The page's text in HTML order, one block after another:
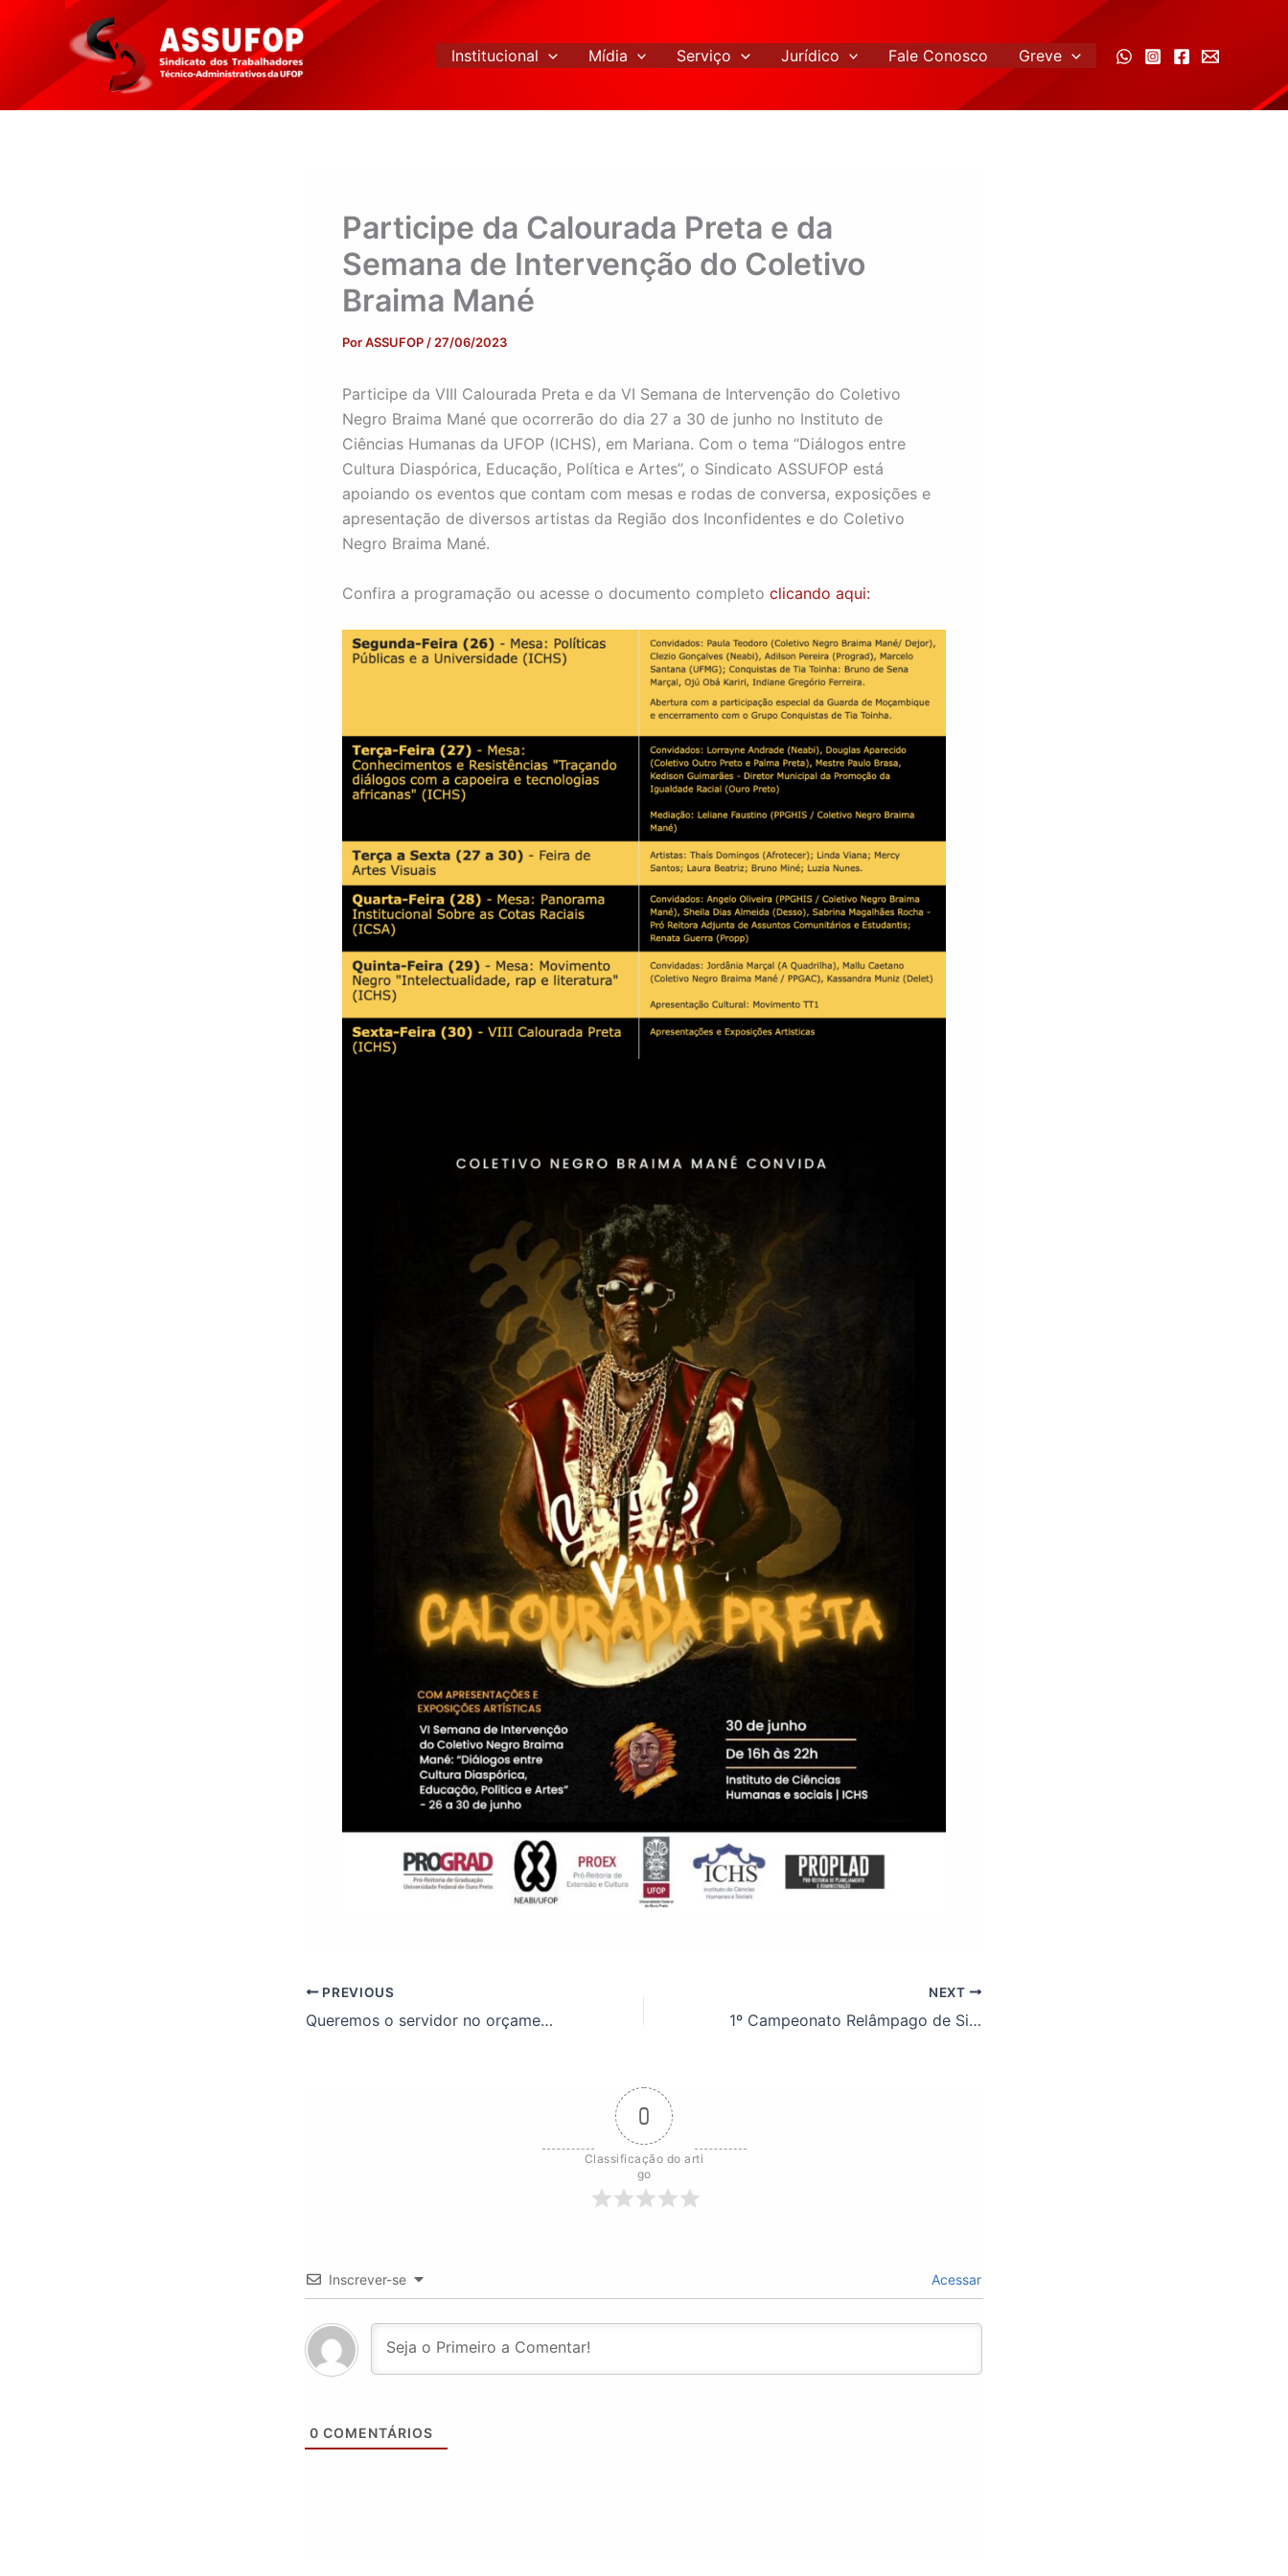
conteúdo
Institucional Mídia Serviço Jurídico Fale Conosco Greve
Participe da Calourada Preta e da
Semana de Intervenção do Coletivo
Braima Mané
PorASSUFOP / 27/06/2023
Participe da VIII Calourada Preta e da VI Semana de Intervenção do Coletivo
Negro Braima Mané que ocorrerão do dia 27 a 30 de junho no Instituto de
Ciências Humanas da UFOP (ICHS), em Mariana. Com o tema “Diálogos entre
Cultura Diaspórica, Educação, Política e Artes”, o Sindicato ASSUFOP está
apoiando os eventos que contam com mesas e rodas de conversa, exposições e
apresentação de diversos artistas da Região dos Inconfidentes e do Coletivo
Negro Braima Mané.
Confira a programação ou acesse o documento completo clicando aqui:
PREVIOUS
Queremos o servidor no orçamento!
NEXT
1º Campeonato Relâmpago de Sinuquinha; confira o Regulamento
0
Classificação do arti
go
Inscrever-se Acessar
0 COMENTÁRIOS